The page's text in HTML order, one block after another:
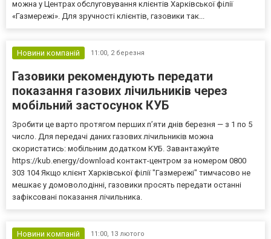
можна у Центрах обслуговування клієнтів Харківської філії
«Газмережі». Для зручності клієнтів, газовики так...
Новини компаній 11:00, 2 березня
Газовики рекомендують передати
показання газових лічильників через
мобільний застосунок КУБ
Зробити це варто протягом перших п’яти днів березня — з 1 по 5
число. Для передачі даних газових лічильників можна
скористатись: мобільним додатком КУБ. Завантажуйте
https://kub.energy/download контакт-центром за номером 0800
303 104 Якщо клієнт Харківської філії "Газмережі" тимчасово не
мешкає у домоволодінні, газовики просять передати останні
зафіксовані показання лічильника.
Новини компаній 11:00, 13 лютого